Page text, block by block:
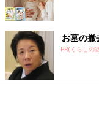
お墓の撤
PR(くらしの